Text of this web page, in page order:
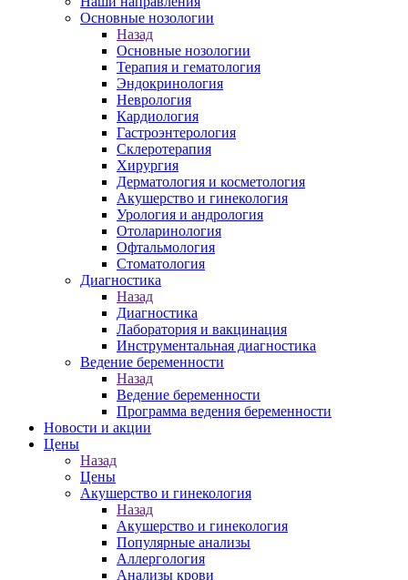
Основные нозологии
Назад
Основные нозологии
Терапия и гематология
Эндокринология
Неврология
Кардиология
Гастроэнтерология
Склеротерапия
Хирургия
Дерматология и косметология
Акушерство и гинекология
Урология и андрология
Отоларинология
Офтальмология
Стоматология
Диагностика
Назад
Диагностика
Лаборатория и вакцинация
Инструментальная диагностика
Ведение беременности
Назад
Ведение беременности
Программа ведения беременности
Новости и акции
Цены
Назад
Цены
Акушерство и гинекология
Назад
Акушерство и гинекология
Популярные анализы
Аллергология
Анализы крови